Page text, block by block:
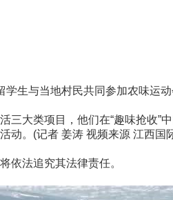
与当地村民共同参加农味运
类项目，他们在“趣味抢收”中
。(记者 姜涛 视频来源 江西国
依法追究其法律责任。